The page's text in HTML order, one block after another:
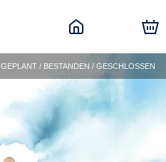
GEPLANT / BESTANDEN / GESCHLOSSEN